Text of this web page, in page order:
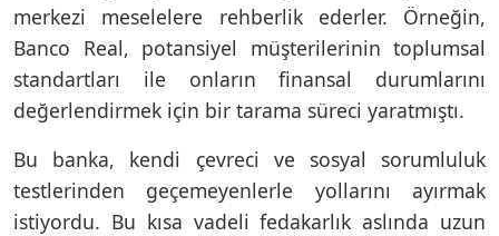
merkezi meselelere rehberlik ederler. Örneğin,
Banco Real, potansiyel müşterilerinin toplumsal
standartları ile onların finansal durumlarını
değerlendirmek için bir tarama süreci yaratmıştı.
Bu banka, kendi çevreci ve sosyal sorumluluk
testlerinden geçemeyenlerle yollarını ayırmak
istiyordu. Bu kısa vadeli fedakarlık aslında uzun